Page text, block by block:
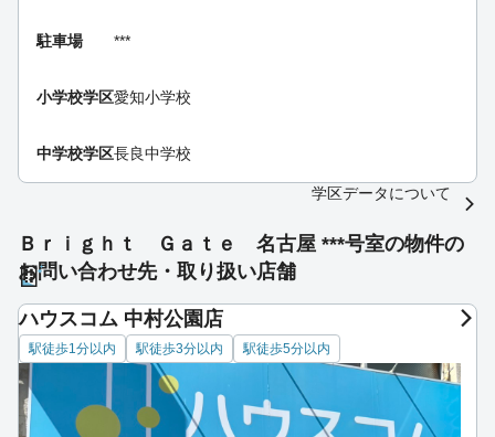
駐車場 ***
小学校学区愛知小学校
中学校学区長良中学校
学区データについて
Ｂｒｉｇｈｔ Ｇａｔｅ 名古屋 ***号室の物件の
お問い合わせ先・取り扱い店舗
ハウスコム 中村公園店
駅徒歩1分以内 駅徒歩3分以内 駅徒歩5分以内